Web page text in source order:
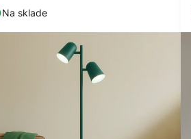
Na sklade